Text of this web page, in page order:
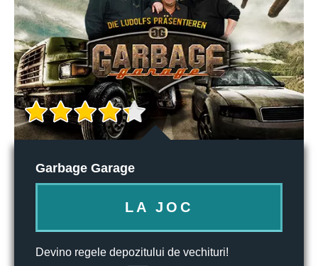
Garbage Garage
LA JOC
Devino regele depozitului de vechituri!